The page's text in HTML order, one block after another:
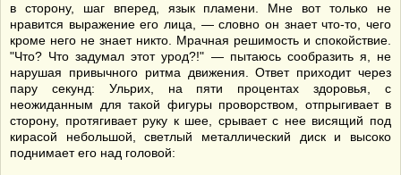
в сторону, шаг вперед, язык пламени. Мне вот только не
нравится выражение его лица, — словно он знает что-то, чего
кроме него не знает никто. Мрачная решимость и спокойствие.
"Что? Что задумал этот урод?!" — пытаюсь сообразить я, не
нарушая привычного ритма движения. Ответ приходит через
пару секунд: Ульрих, на пяти процентах здоровья, с
неожиданным для такой фигуры проворством, отпрыгивает в
сторону, протягивает руку к шее, срывает с нее висящий под
кирасой небольшой, светлый металлический диск и высоко
поднимает его над головой: